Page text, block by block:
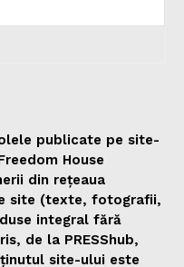
publicate pe site-
House
din rețeaua
site (texte, fotografii,
integral fără
de la PRESShub,
site-ului este